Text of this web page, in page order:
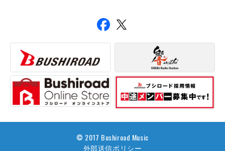
© 2017 Bushiroad Music
外部送信ポリシー